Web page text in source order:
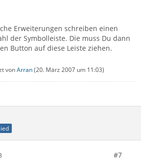
Erweiterungen schreiben einen
der Symbolleiste. Die muss Du dann
Button auf diese Leiste ziehen.
vonArran(20. März 2007 um 11:03)
#7